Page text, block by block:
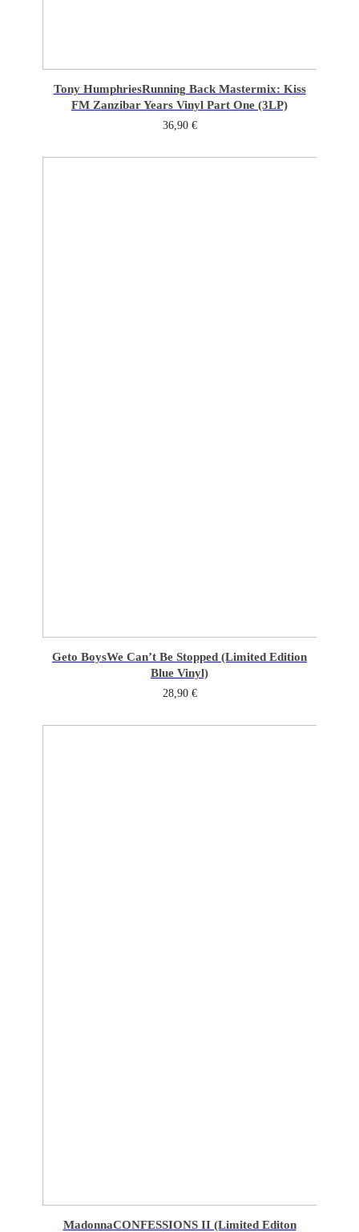
Tony HumphriesRunning Back Mastermix: Kiss
FM Zanzibar Years Vinyl Part One (3LP)
36,90 €
Geto BoysWe Can’t Be Stopped (Limited Edition
Blue Vinyl)
28,90 €
MadonnaCONFESSIONS II (Limited Editon